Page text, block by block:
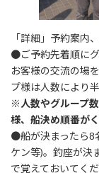
「詳細」予約案内
●ご予約先着順に
お客様の交流の場
プ様は人数により
※人数やグループ
様、船決め順番が
●船が決まったら8
ケン等)。釣座が決
で覚えておいてく